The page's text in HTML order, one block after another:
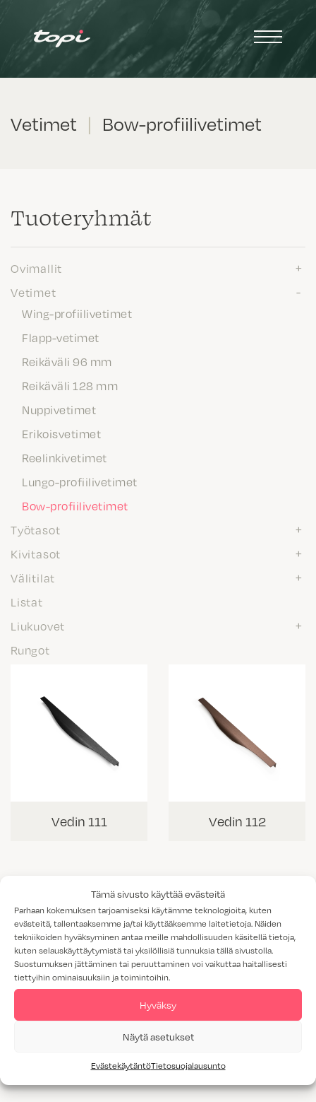
Tämä sivusto käyttää evästeitä
Parhaan kokemuksen tarjoamiseksi käytämme teknologioita, kuten
evästeitä, tallentaaksemme ja/tai käyttääksemme laitetietoja. Näiden
tekniikoiden hyväksyminen antaa meille mahdollisuuden käsitellä tietoja,
kuten selauskäyttäytymistä tai yksilöllisiä tunnuksia tällä sivustolla.
Suostumuksen jättäminen tai peruuttaminen voi vaikuttaa haitallisesti
tiettyihin ominaisuuksiin ja toimintoihin.
Hyväksy
Näytä asetukset
EvästekäytäntöTietosuojalausunto
Vetimet | Bow-profiilivetimet
Tuote­ryhmät
Ovimallit
Vetimet
Wing-profiilivetimet
Flapp-vetimet
Reikäväli 96 mm
Reikäväli 128 mm
Nuppivetimet
Erikoisvetimet
Reelinkivetimet
Lungo-profiilivetimet
Bow-profiilivetimet
Työtasot
Kivitasot
Välitilat
Listat
Liukuovet
Rungot
Vedin 111 Vedin 112